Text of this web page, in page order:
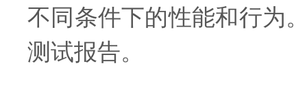
不同条件下的性能和行为
测试报告。